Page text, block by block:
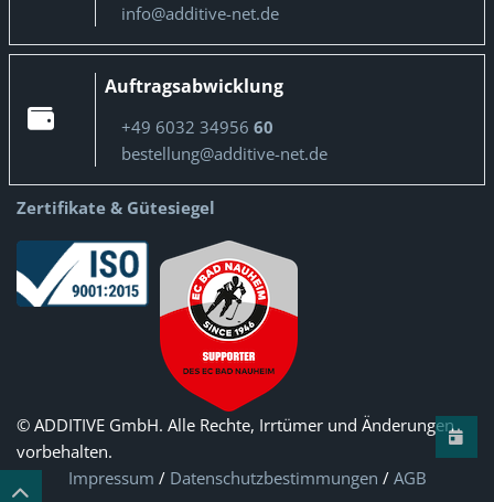
info@additive-net.de
Auftragsabwicklung
+49 6032 34956 60
bestellung@additive-net.de
Zertifikate & Gütesiegel
© ADDITIVE GmbH. Alle Rechte, Irrtümer und Änderungen
vorbehalten.
Impressum / Datenschutzbestimmungen / AGB